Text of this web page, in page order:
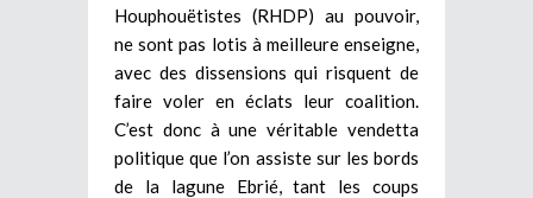
Houphouëtistes (RHDP) au pouvoir,
ne sont pas lotis à meilleure enseigne,
avec des dissensions qui risquent de
faire voler en éclats leur coalition.
C’est donc à une véritable vendetta
politique que l’on assiste sur les bords
de la lagune Ebrié, tant les coups